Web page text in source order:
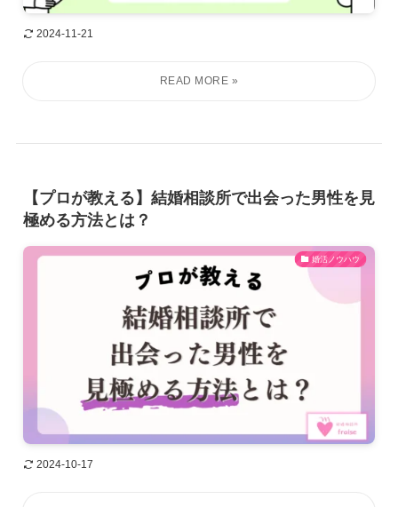
2024-11-21
【プロが教える】結婚相談所で出会った男性を見
極める方法とは？
婚活ノウハウ
2024-10-17